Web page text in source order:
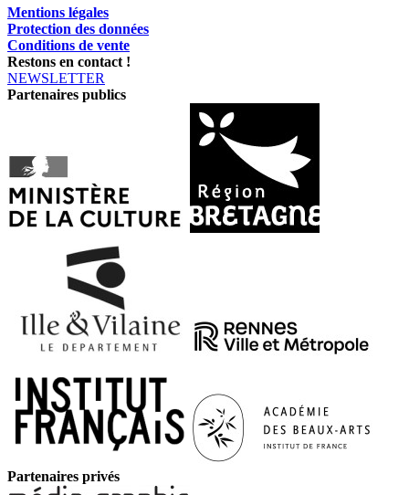
Mentions légales
Protection des données
Conditions de vente
Restons en contact !
NEWSLETTER
Partenaires publics
Partenaires privés